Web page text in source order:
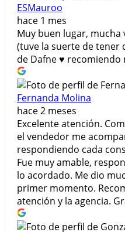
ESMauroo
hace 1 mes
Muy buen lugar,
(tuve la suerte de tener
de Dafne ♥️
Fernanda Molina
hace 2 meses
Excelente atención.
el vendedor me
respondiendo cada
Fue muy amable,
lo acordado. Me dio
primer momento.
atención y la agencia.